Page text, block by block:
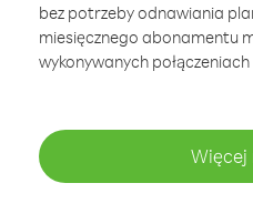
bez potrzeby odnawiania
miesięcznego abonamentu
wykonywanych połączeniach
Więcej